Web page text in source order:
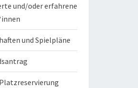
und/oder erfahrene
und Spielpläne